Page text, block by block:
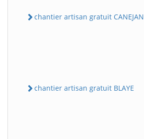
chantier artisan gratuit CANEJAN
chantier artisan gratuit BLAYE